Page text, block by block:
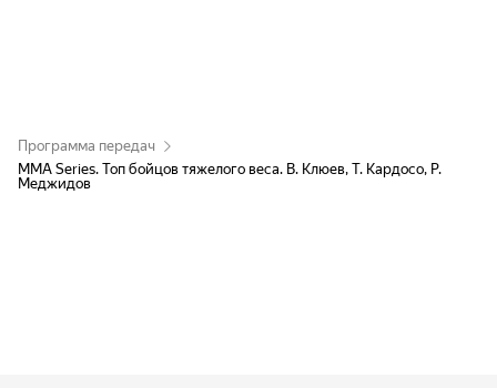
Программа передач
MMA Series. Топ бойцов тяжелого веса. В. Клюев, Т. Кардосо, Р.
Меджидов